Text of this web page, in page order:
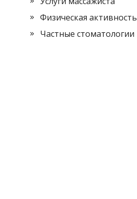
Физическая активность
Частные стоматологии